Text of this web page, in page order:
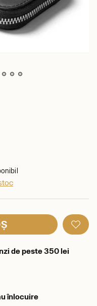
de peste 350 lei
înlocuire